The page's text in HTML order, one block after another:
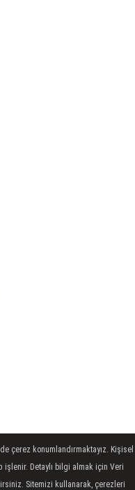
çerez konumlandırmaktayız. Kişisel
işlenir. Detaylı bilgi almak için Veri
Sitemizi kullanarak, çerezleri